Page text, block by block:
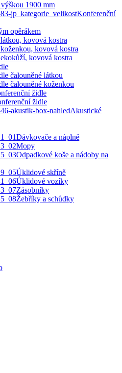
1900 mm
Konferenční
opěrákem
kovová kostra
kovová kostra
kovová kostra
čalouněné látkou
čalouněné koženkou
židle
židle
Akustické
Dávkovače a náplně
Mopy
Odpadkové koše a nádoby na
Úklidové skříně
Úklidové vozíky
Zásobníky
Žebříky a schůdky